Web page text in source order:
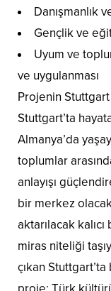
Danışmanlık
Gençlik ve
Uyum ve
ve uygulanması
Projenin Stuttgart
Stuttgart’ta
Almanya’da
toplumlar
anlayışı
bir merkez
aktarılacak
miras niteliği
çıkan Stuttgart’ta